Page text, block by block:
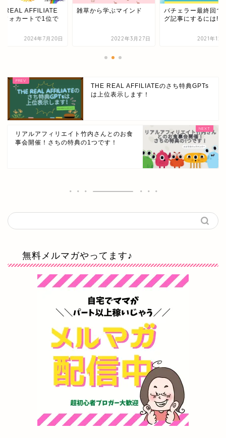
から学ぶマインド
2022年3月27日
バチェラー最終回でブロ
2021年12月14日
THE REAL
インフォカートで1
2024年7
THE REAL AFFILIATEのさち特典GPTs
は上位表示します！
リアルアフィリエイト竹内さんとのお食
事会開催！さちの特典の1つです！
無料メルマガやってます♪